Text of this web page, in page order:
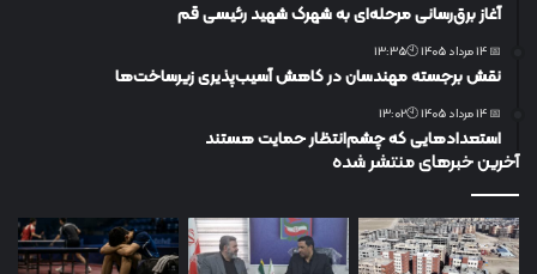
آغاز برق‌رسانی مرحله‌ای به شهرک شهید رئیسی قم
📅 14 مرداد 1405 🕙13:35
نقش برجسته مهندسان در کاهش آسیب‌پذیری زیرساخت‌ها
📅 14 مرداد 1405 🕙13:02
استعدادهایی که چشم‌انتظار حمایت هستند
آخرین خبرهای منتشر شده